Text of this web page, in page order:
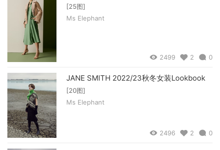
[25图]
Ms Elephant
2499 2 0
JANE SMITH 2022/23秋冬女装Lookbook
[20图]
Ms Elephant
2496 2 0